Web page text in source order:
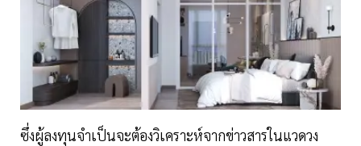
ซึ่งผู้ลงทุนจำเป็นจะต้องวิเคราะห์จากข่าวสารในแวดวง